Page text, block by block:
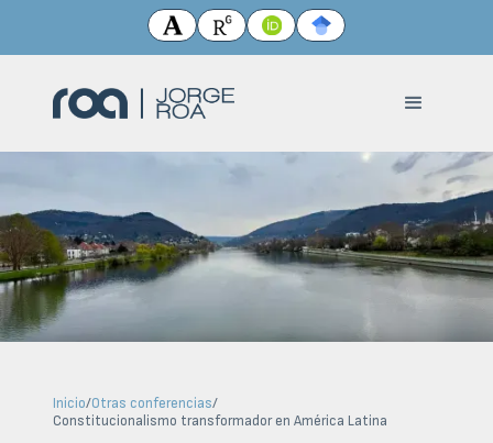
Inicio/Otras conferencias/
Constitucionalismo transformador en América Latina